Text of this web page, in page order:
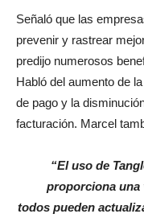
Señaló que las
prevenir y rastrear
predijo numerosos
Habló del aumento de
de pago y la
facturación. Marcel
“El uso de
proporciona una
todos pueden